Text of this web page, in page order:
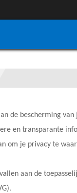
de bescherming van
en transparante
om je privacy te
aan de